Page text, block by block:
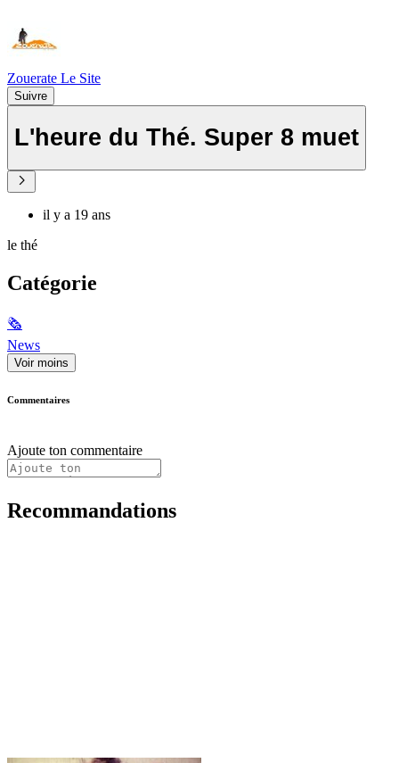
Zouerate Le Site
Suivre
L'heure du Thé. Super 8 muet
il y a 19 ans
le thé
Catégorie
🗞
News
Voir moins
Commentaires
Ajoute ton commentaire
Recommandations